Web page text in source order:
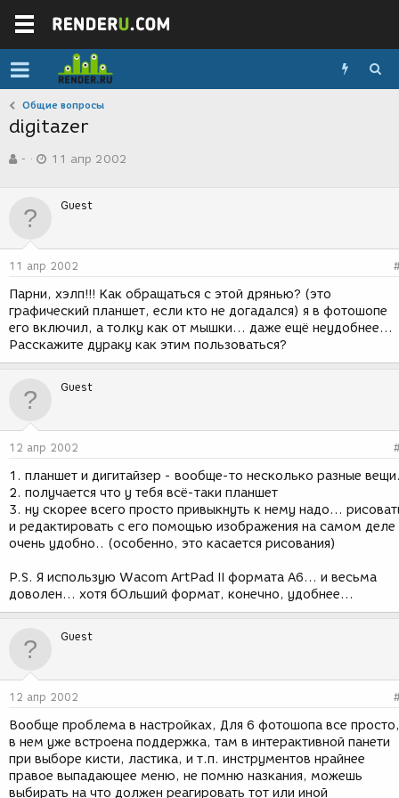
Общие вопросы
digitazer
в
р
м
-
а
д
н
и
я
11 апр 2002
Guest
11 апр 2002
Парни, хэлп!!! Как обращаться с этой дрянью? (это
графический планшет, если кто не догадался) я в фотошопе
его включил, а толку как от мышки... даже ещё неудобнее...
Расскажите дураку как этим пользоваться?
Guest
12 апр 2002
1. планшет и дигитайзер - вообще-то несколько разные
2. получается что у тебя всё-таки планшет
3. ну скорее всего просто привыкнуть к нему надо...
и редактировать с его помощью изображения на самом деле
очень удобно.. (особенно, это касается рисования)
P.S. Я использую Wacom ArtPad II формата A6... и весьма
доволен... хотя бОльший формат, конечно, удобнее...
Guest
12 апр 2002
Вообще проблема в настройках, Для 6 фотошопа все просто,
в нем уже встроена поддержка, там в интерактивной панети
при выборе кисти, ластика, и т.п. инструментов нрайнее
правое выпадающее меню, не помню назкания, можешь
выбирать на что должен реагировать тот или иной